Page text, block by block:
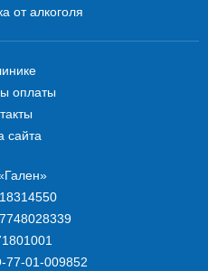
от алкоголя
оплаты
сайта
77-01-009852